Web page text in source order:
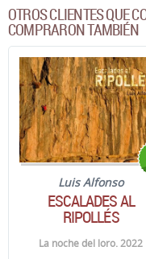
OTROS CLIENTES QUE
COMPRARON TAMBIÉN
Luis Alfonso
ESCALADES AL
RIPOLLÉS
La noche del loro. 2022